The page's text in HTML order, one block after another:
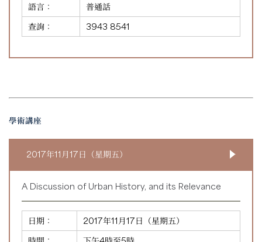
語言：
普通話
查詢：
3943 8541
學術講座
2017年11月17日（星期五）
A Discussion of Urban History, and its Relevance
日期：
2017年11月17日（星期五）